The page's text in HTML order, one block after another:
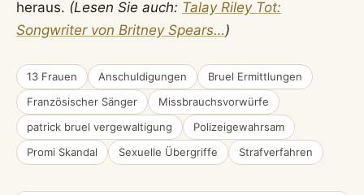
heraus. (Lesen Sie auch: Talay Riley Tot:
Songwriter von Britney Spears…)
13 Frauen Anschuldigungen
Bruel Ermittlungen
Französischer Sänger
Missbrauchsvorwürfe
patrick bruel vergewaltigung
Polizeigewahrsam
Promi Skandal
Sexuelle Übergriffe Strafverfahren